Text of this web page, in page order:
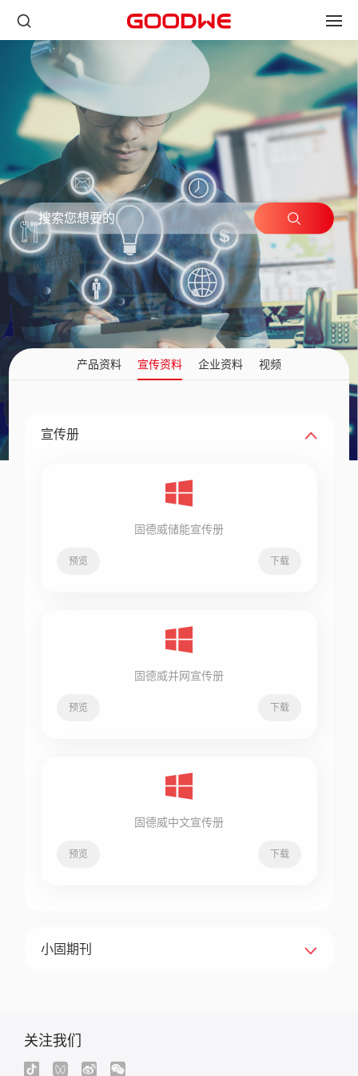
产品资料 宣传资料 企业资料 视频
宣传册
固德威储能宣传册
预览 下载
固德威并网宣传册
预览 下载
固德威中文宣传册
预览 下载
小固期刊
关注我们